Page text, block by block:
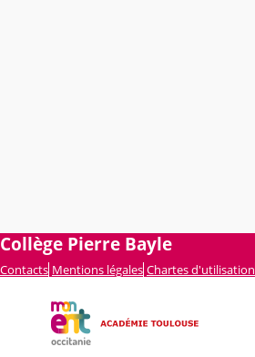
Collège Pierre Bayle
Contacts Mentions légales Chartes d'utilisation